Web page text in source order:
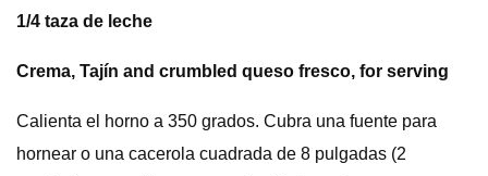
1/4 taza de leche
Crema, Tajín and crumbled queso fresco, for serving
Calienta el horno a 350 grados. Cubra una fuente para
hornear o una cacerola cuadrada de 8 pulgadas (2